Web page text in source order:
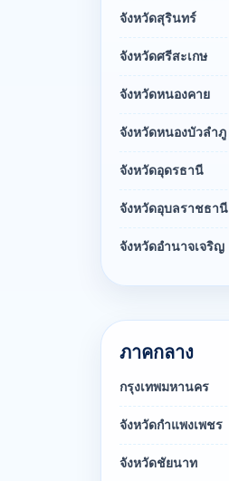
จังหวัดสุรินทร์
จังหวัดศรีสะเกษ
จังหวัดหนองคาย
จังหวัดหนองบัวลำภู
จังหวัดอุดรธานี
จังหวัดอุบลราชธานี
จังหวัดอำนาจเจริญ
ภาคกลาง
กรุงเทพมหานคร
จังหวัดกำแพงเพชร
จังหวัดชัยนาท